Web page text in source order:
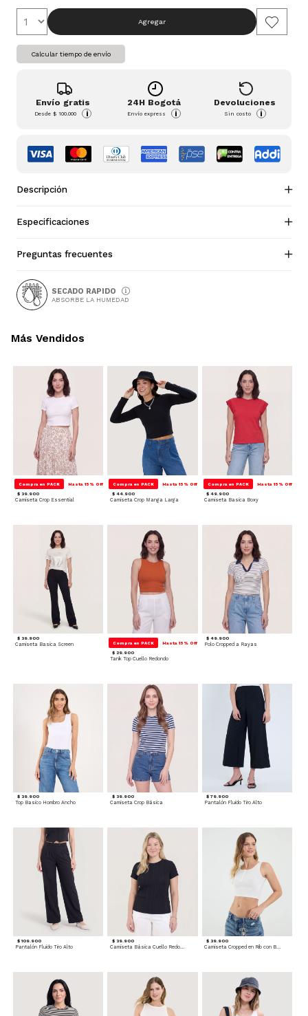
Agregar
Calcular tiempo de envío
Envío gratis
Desde$ 100.000 i
24H Bogotá
Envío express i
Devoluciones
Sin costo i
Descripción
Especificaciones
Preguntas frecuentes
SECADO RAPIDO
ABSORBE LA HUMEDAD
Compra en PACK Hasta 15% Off
$ 39.900
Camiseta Crop Essential
Compra en PACK Hasta 15% Off
$ 44.900
Camiseta Crop Manga Larga
Compra en PACK Hasta 15% Off
$ 49.900
Camiseta Basica Boxy
$ 39.900
Camiseta Basica Screen Compra en PACK Hasta 15% Off
$ 29.900
Tank Top Cuello Redondo
$ 49.900
Polo Cropped a Rayas
$ 39.900
Top Basico Hombro Ancho
$ 39.900
Camiseta Crop Básica
$ 79.900
Pantalón Fluido Tiro Alto
$ 109.900
Pantalón Fluido Tiro Alto
$ 39.900
Camiseta Básica Cuello Redondo
$ 39.900
Camiseta Cropped en Rib con Botones
Más Vendidos